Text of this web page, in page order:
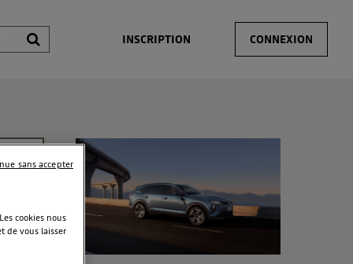
INSCRIPTION CONNEXION
cookies nous
de vous laisser
sans accepter